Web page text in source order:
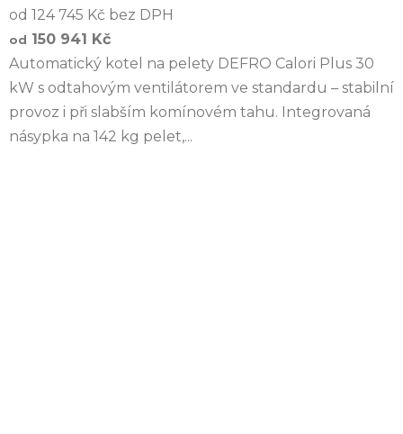
od 124 745 Kč bez DPH
od 150 941 Kč
Automatický kotel na pelety DEFRO Calori Plus 30
kW s odtahovým ventilátorem ve standardu – stabilní
provoz i při slabším komínovém tahu. Integrovaná
násypka na 142 kg pelet,...